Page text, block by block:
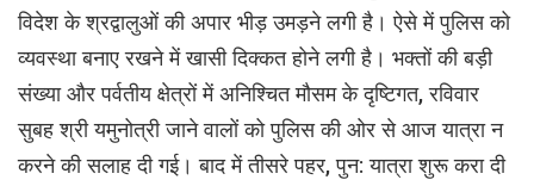
विदेश के श्रद्वालुओं की अपार भीड़ उमड़ने लगी है। ऐसे में पुलिस को
व्यवस्था बनाए रखने में खासी दिक्कत होने लगी है। भक्तों की बड़ी
संख्या और पर्वतीय क्षेत्रों में अनिश्चित मौसम के दृष्टिगत, रविवार
सुबह श्री यमुनोत्री जाने वालों को पुलिस की ओर से आज यात्रा न
करने की सलाह दी गई। बाद में तीसरे पहर, पुन: यात्रा शुरू करा दी